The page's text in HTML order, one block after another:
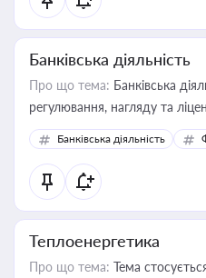
Банківська діяльність
Про що тема: Банківська
регулювання, нагляду та
Банківська діяльність
Теплоенергетика
Про що тема: Тема